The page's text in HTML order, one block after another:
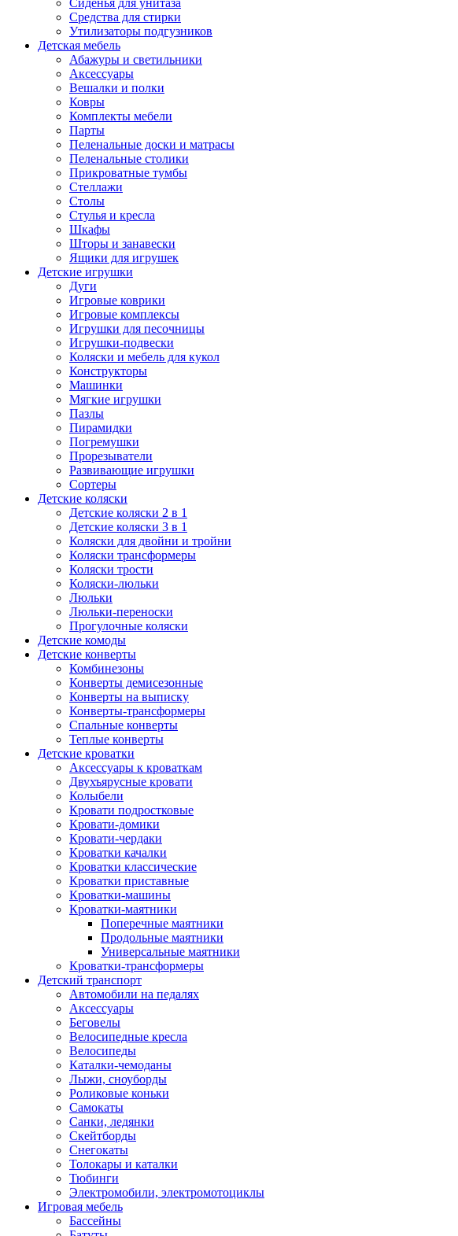
Сиденья для унитаза
Средства для стирки
Утилизаторы подгузников
Детская мебель
Абажуры и светильники
Аксессуары
Вешалки и полки
Ковры
Комплекты мебели
Парты
Пеленальные доски и матрасы
Пеленальные столики
Прикроватные тумбы
Стеллажи
Столы
Стулья и кресла
Шкафы
Шторы и занавески
Ящики для игрушек
Детские игрушки
Дуги
Игровые коврики
Игровые комплексы
Игрушки для песочницы
Игрушки-подвески
Коляски и мебель для кукол
Конструкторы
Машинки
Мягкие игрушки
Пазлы
Пирамидки
Погремушки
Прорезыватели
Развивающие игрушки
Сортеры
Детские коляски
Детские коляски 2 в 1
Детские коляски 3 в 1
Коляски для двойни и тройни
Коляски трансформеры
Коляски трости
Коляски-люльки
Люльки
Люльки-переноски
Прогулочные коляски
Детские комоды
Детские конверты
Комбинезоны
Конверты демисезонные
Конверты на выписку
Конверты-трансформеры
Спальные конверты
Теплые конверты
Детские кроватки
Аксессуары к кроваткам
Двухъярусные кровати
Колыбели
Кровати подростковые
Кровати-домики
Кровати-чердаки
Кроватки качалки
Кроватки классические
Кроватки приставные
Кроватки-машины
Кроватки-маятники
Поперечные маятники
Продольные маятники
Универсальные маятники
Кроватки-трансформеры
Детский транспорт
Автомобили на педалях
Аксессуары
Беговелы
Велосипедные кресла
Велосипеды
Каталки-чемоданы
Лыжи, сноуборды
Роликовые коньки
Самокаты
Санки, ледянки
Скейтборды
Снегокаты
Толокары и каталки
Тюбинги
Электромобили, электромотоциклы
Игровая мебель
Бассейны